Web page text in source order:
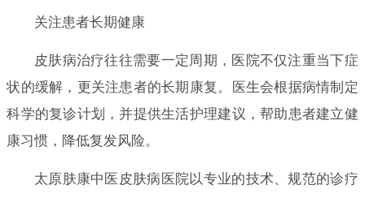
关注患者长期健康
皮肤病治疗往往需要一定周期，医院不仅注重当下症
状的缓解，更关注患者的长期康复。医生会根据病情制定
科学的复诊计划，并提供生活护理建议，帮助患者建立健
康习惯，降低复发风险。
太原肤康中医皮肤病医院以专业的技术、规范的诊疗